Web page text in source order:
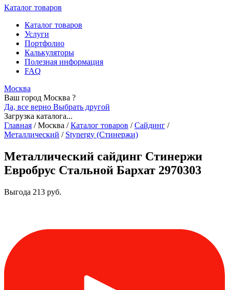
Каталог товаров
Каталог товаров
Услуги
Портфолио
Калькуляторы
Полезная информация
FAQ
Москва
Ваш город Москва ?
Да, все верно Выбрать другой
Загрузка каталога...
Главная /Москва / Каталог товаров / Сайдинг /
Металлический / Stynergy (Стинержи)
Металлический сайдинг Стинержи
Евробрус Стальной Бархат 2970303
Выгода 213 руб.